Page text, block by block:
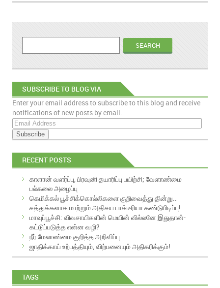
SUBSCRIBE TO BLOG VIA
EMAIL
Enter your email address to subscribe to this blog and receive
notifications of new posts by email.
E
m
a
i
A
RECENT POSTS
காளான் வளர்ப்பு, பிரவுனி தயாரிப்பு பயிற்சி; வேளாண்மை
பல்கலை அழைப்பு
கெமிக்கல் பூச்சிக்கொல்லிகளை குறிவைத்து தின்று..
சத்துக்களாக மாற்றும் அதிசய பாக்டீரியா கண்டுபிடிப்பு!
மாவுப்பூச்சி: விவசாயிகளின் மெயின் வில்லனே இதுதான்-
கட்டுப்படுத்த என்ன வழி?
நீர் மேலாண்மை குறித்த அறிவிப்பு
ஜாதிக்காய் உற்பத்தியும், விற்பனையும் அதிகரிக்கும்!
TAGS